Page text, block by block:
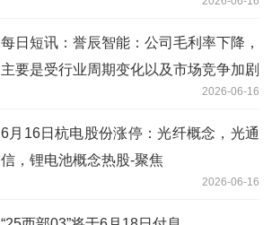
每日短讯：誉辰智能：公司毛利率下降，
主要是受行业周期变化以及市场竞争加剧
2026-06-16
6月16日杭电股份涨停：光纤概念，光通
信，锂电池概念热股-聚焦
2026-06-16